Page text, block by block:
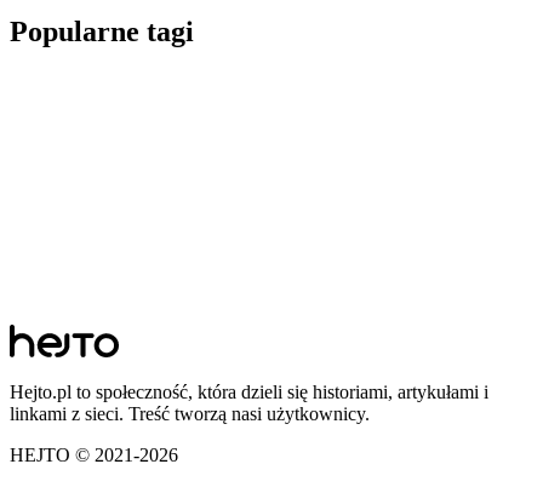
Popularne tagi
Hejto.pl to społeczność, która dzieli się historiami, artykułami i
linkami z sieci. Treść tworzą nasi użytkownicy.
HEJTO © 2021-2026